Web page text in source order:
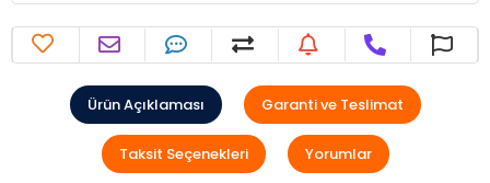
Ürün Açıklaması Garanti ve Teslimat
Taksit Seçenekleri Yorumlar